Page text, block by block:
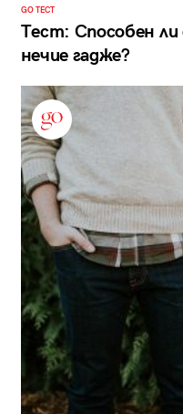
GO ТЕСТ
Тест: Способен
нечие гадже?